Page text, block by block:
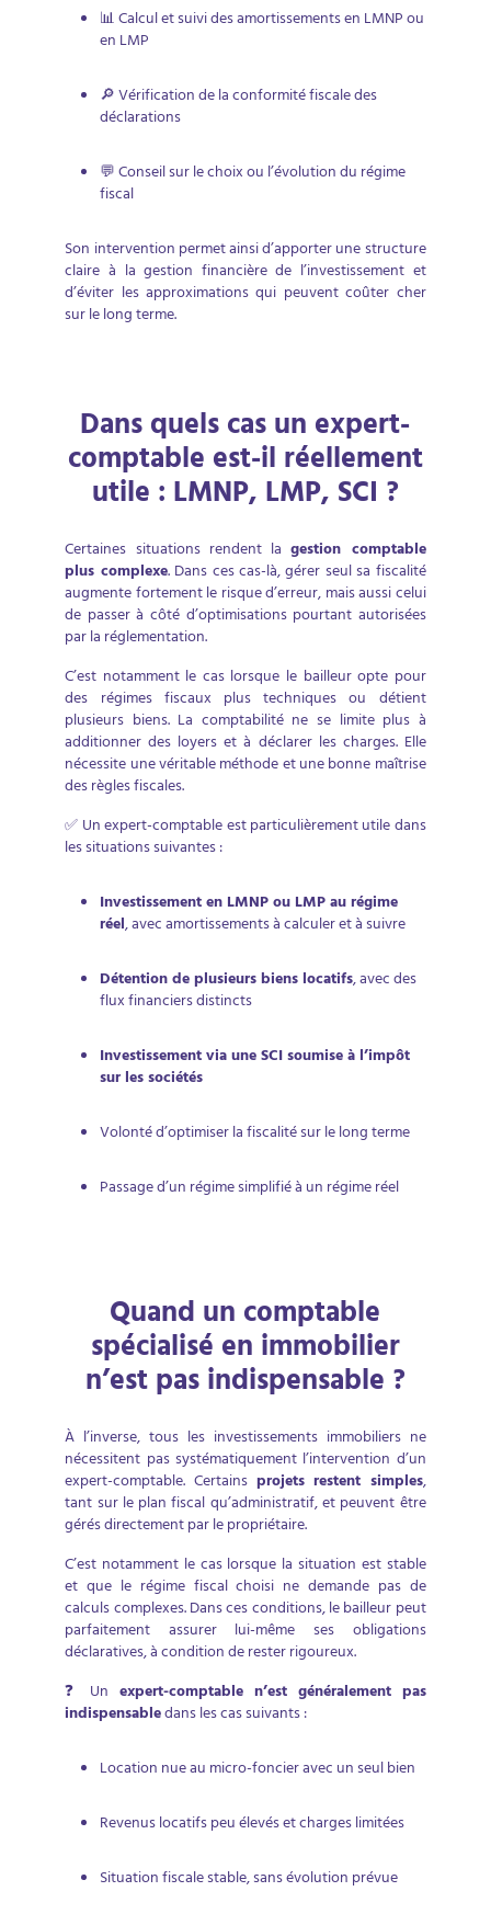
📊 Calcul et suivi des amortissements en LMNP ou
en LMP
🔎 Vérification de la conformité fiscale des
déclarations
💬 Conseil sur le choix ou l’évolution du régime
fiscal
Son intervention permet ainsi d’apporter une structure
claire à la gestion financière de l’investissement et
d’éviter les approximations qui peuvent coûter cher
sur le long terme.
Dans quels cas un expert-
comptable est-il réellement
utile : LMNP, LMP, SCI ?
Certaines situations rendent lagestion comptable
plus complexe. Dans ces cas-là, gérer seul sa fiscalité
augmente fortement le risque d’erreur, mais aussi celui
de passer à côté d’optimisations pourtant autorisées
par la réglementation.
C’est notamment le cas lorsque le bailleur opte pour
des régimes fiscaux plus techniques ou détient
plusieurs biens. La comptabilité ne se limite plus à
additionner des loyers et à déclarer les charges. Elle
nécessite une véritable méthode et une bonne maîtrise
des règles fiscales.
✅ Un expert-comptable est particulièrement utile dans
les situations suivantes :
Investissement en LMNP ou LMP au régime
réel, avec amortissements à calculer et à suivre
Détention de plusieurs biens locatifs, avec des
flux financiers distincts
Investissement via une SCI soumise à l’impôt
sur les sociétés
Volonté d’optimiser la fiscalité sur le long terme
Passage d’un régime simplifié à un régime réel
Quand un comptable
spécialisé en immobilier
n’est pas indispensable ?
À l’inverse, tous les investissements immobiliers ne
nécessitent pas systématiquement l’intervention d’un
expert-comptable. Certains projets restent simples,
tant sur le plan fiscal qu’administratif, et peuvent être
gérés directement par le propriétaire.
C’est notamment le cas lorsque la situation est stable
et que le régime fiscal choisi ne demande pas de
calculs complexes. Dans ces conditions, le bailleur peut
parfaitement assurer lui-même ses obligations
déclaratives, à condition de rester rigoureux.
❓ Un expert-comptable n’est généralement pas
indispensabledans les cas suivants :
Location nue au micro-foncier avec un seul bien
Revenus locatifs peu élevés et charges limitées
Situation fiscale stable, sans évolution prévue